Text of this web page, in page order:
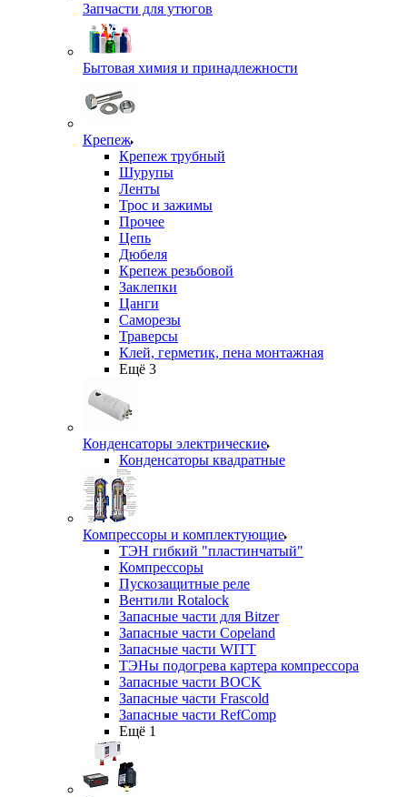
Запчасти для утюгов
Бытовая химия и принадлежности
Крепеж
Крепеж трубный
Шурупы
Ленты
Трос и зажимы
Прочее
Цепь
Дюбеля
Крепеж резьбовой
Заклепки
Цанги
Саморезы
Траверсы
Клей, герметик, пена монтажная
Ещё 3
Конденсаторы электрические
Конденсаторы квадратные
Компрессоры и комплектующие
ТЭН гибкий "пластинчатый"
Компрессоры
Пускозащитные реле
Вентили Rotalock
Запасные части для Bitzer
Запасные части Copeland
Запасные части WITT
ТЭНы подогрева картера компрессора
Запасные части BOCK
Запасные части Frascold
Запасные части RefComp
Ещё 1